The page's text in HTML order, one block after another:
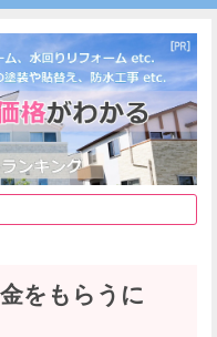
建物種別
をもらうに